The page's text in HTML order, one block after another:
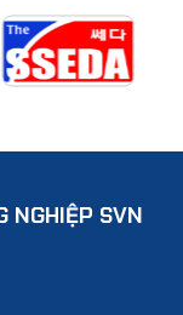
NGHIỆP SVN